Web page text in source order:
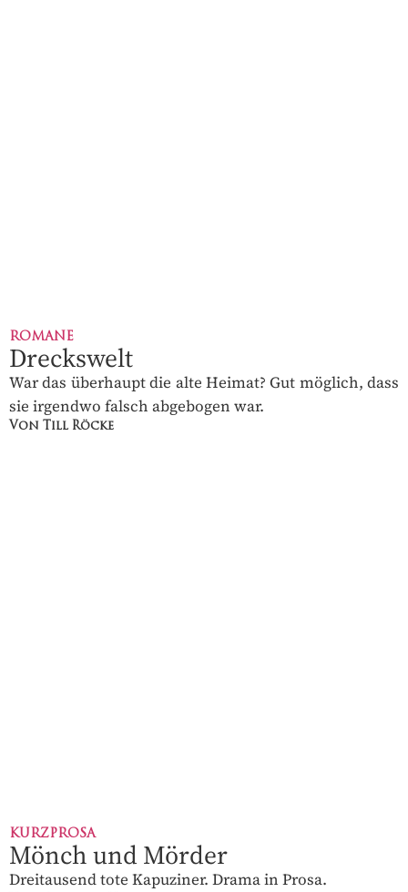
ROMANE
Dreckswelt
War das überhaupt die alte Heimat? Gut möglich, dass
sie irgendwo falsch abgebogen war.
Von Till Röcke
KURZPROSA
Mönch und Mörder
Dreitausend tote Kapuziner. Drama in Prosa.